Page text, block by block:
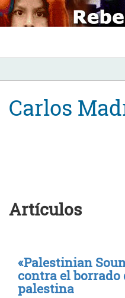
Skip
to
content
Carlos
Artículos
«Palestinian
contra el
palestina